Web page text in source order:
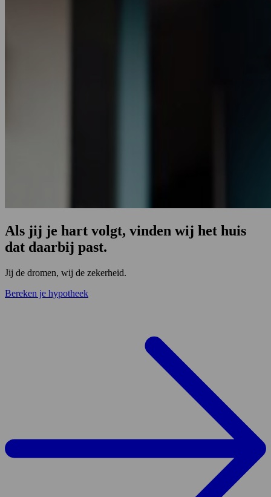
Als jij je hart volgt, vinden wij het huis
dat daarbij past.
Jij de dromen, wij de zekerheid.
Bereken je hypotheek